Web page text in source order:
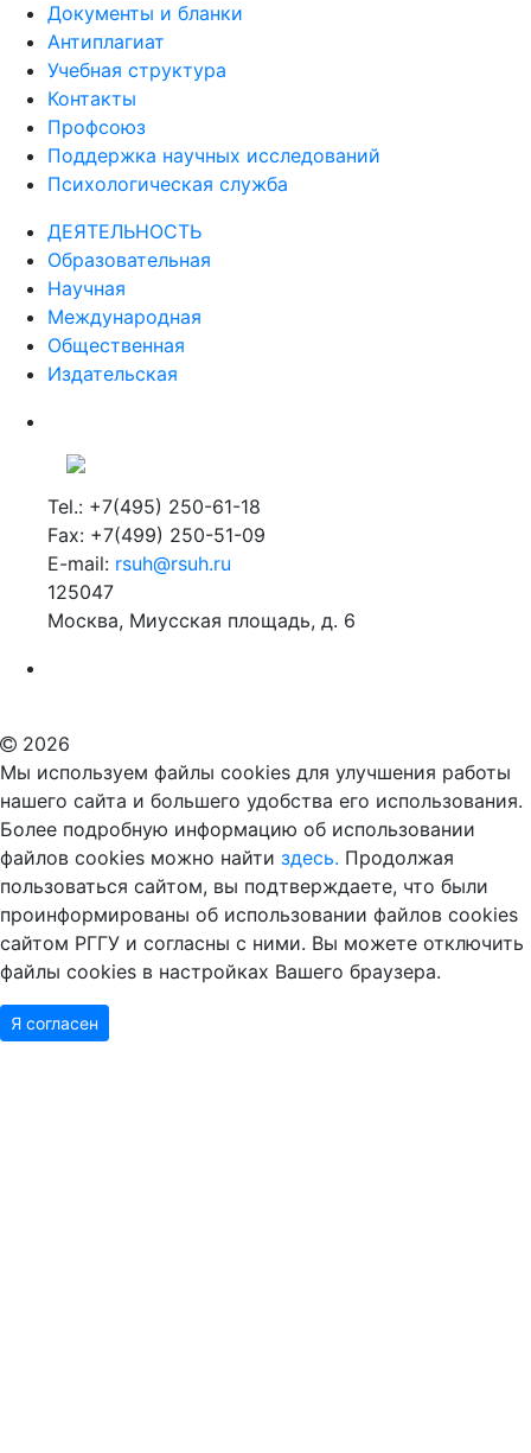
Документы и бланки
Антиплагиат
Учебная структура
Контакты
Профсоюз
Поддержка научных исследований
Психологическая служба
ДЕЯТЕЛЬНОСТЬ
Образовательная
Научная
Международная
Общественная
Издательская
Tel.: +7(495) 250-61-18
Fax: +7(499) 250-51-09
E-mail: rsuh@rsuh.ru
125047
Москва, Миусская площадь, д. 6
2026
Мы используем файлы cookies для улучшения работы
нашего сайта и большего удобства его использования.
Более подробную информацию об использовании
файлов cookies можно найти здесь. Продолжая
пользоваться сайтом, вы подтверждаете, что были
проинформированы об использовании файлов cookies
сайтом РГГУ и согласны с ними. Вы можете отключить
файлы cookies в настройках Вашего браузера.
Я согласен